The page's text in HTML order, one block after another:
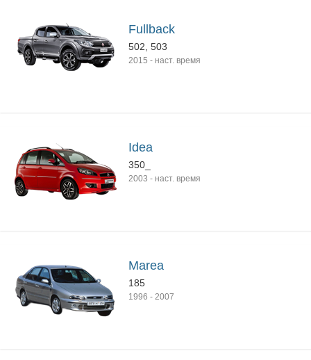
Fullback
502, 503
2015 - наст. время
Idea
350_
2003 - наст. время
Marea
185
1996 - 2007